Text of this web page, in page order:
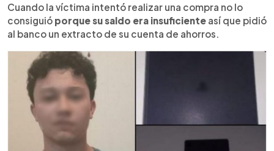
Cuando la víctima intentó realizar una compra no lo
consiguió porque su saldo era insuficiente así que pidió
al banco un extracto de su cuenta de ahorros.